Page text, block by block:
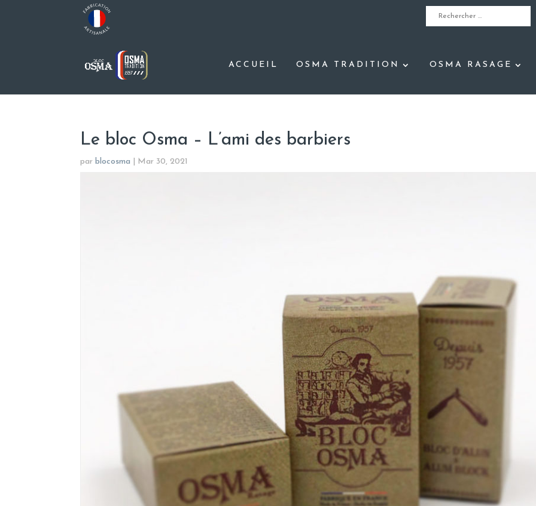
ACCUEIL OSMA TRADITION OSMA RASAGE
Le bloc Osma – L’ami des barbiers
par blocosma Mar 30, 2021